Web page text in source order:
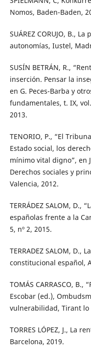
Nomos, Baden-Baden,
SUÁREZ CORUJO, B.,
autonomías, Iustel,
SUSÍN BETRÁN, R.,
inserción. Pensar la
en G. Peces-Barba y
fundamentales, t. IX,
2013.
TENORIO, P., “El
Estado social, los
mínimo vital digno”, en
Derechos sociales y
Valencia, 2012.
TERRÁDEZ SALOM, D.,
españolas frente a la
5, nº 2, 2015.
TERRADEZ SALOM, D.,
constitucional español,
TOMÁS CARRASCO,
Escobar (ed.),
vulnerabilidad, Tirant lo
TORRES LÓPEZ, J., La
Barcelona, 2019.